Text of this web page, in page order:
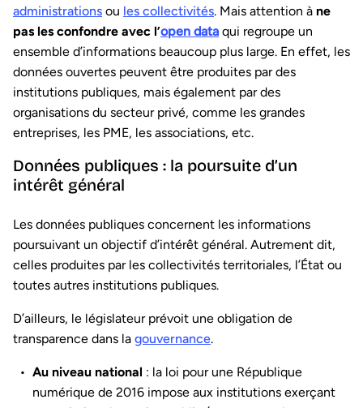
administrations ou les collectivités. Mais attention à ne
pas les confondre avec l’open data qui regroupe un
ensemble d’informations beaucoup plus large. En effet, les
données ouvertes peuvent être produites par des
institutions publiques, mais également par des
organisations du secteur privé, comme les grandes
entreprises, les PME, les associations, etc.
Données publiques : la poursuite d’un
intérêt général
Les données publiques concernent les informations
poursuivant un objectif d’intérêt général. Autrement dit,
celles produites par les collectivités territoriales, l’État ou
toutes autres institutions publiques.
D’ailleurs, le législateur prévoit une obligation de
transparence dans la gouvernance.
Au niveau national : la loi pour une République
numérique de 2016 impose aux institutions exerçant